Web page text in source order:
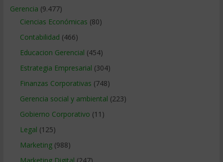
Gerencia (9.477)
Ciencias Económicas (80)
Contabilidad (466)
Educacion Gerencial (454)
Estrategia Empresarial (304)
Finanzas Corporativas (748)
Gerencia social y ambiental (223)
Gobierno Corporativo (11)
Legal (125)
Marketing(988)